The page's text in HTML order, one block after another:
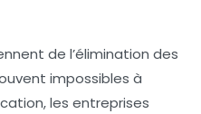
de l’élimination des
impossibles à
les entreprises